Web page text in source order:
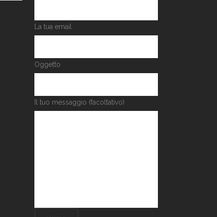
La tua email
Oggetto
Il tuo messaggio (facoltativo)